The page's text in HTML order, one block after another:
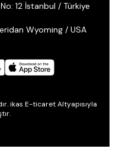
12 İstanbul / Türkiye
Wyoming / USA
ikas E-ticaret Altyapısıyla